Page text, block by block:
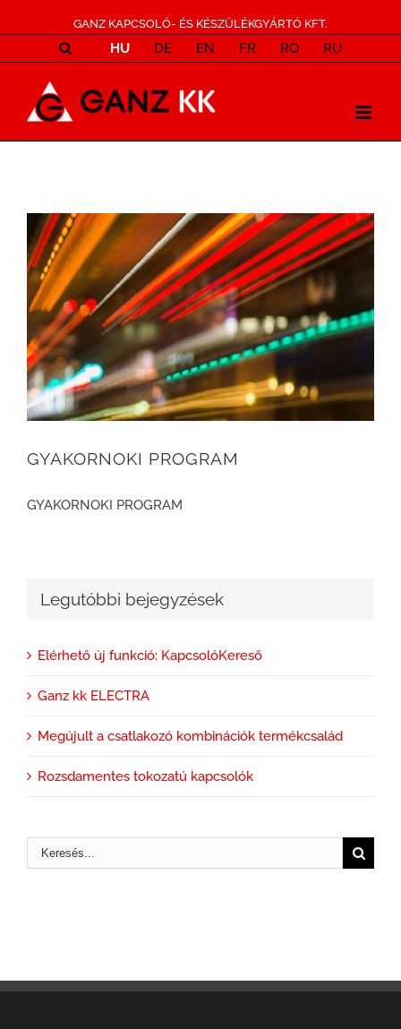
GANZ KAPCSOLÓ- ÉS KÉSZÜLÉKGYÁRTÓ KFT.
HU DE EN FR RO RU
View
Larger
Image
GYAKORNOKI PROGRAM
GYAKORNOKI PROGRAM
Legutóbbi bejegyzések
Elérhető új funkció: KapcsolóKereső
Ganz kk ELECTRA
Megújult a csatlakozó kombinációk termékcsalád
Rozsdamentes tokozatú kapcsolók